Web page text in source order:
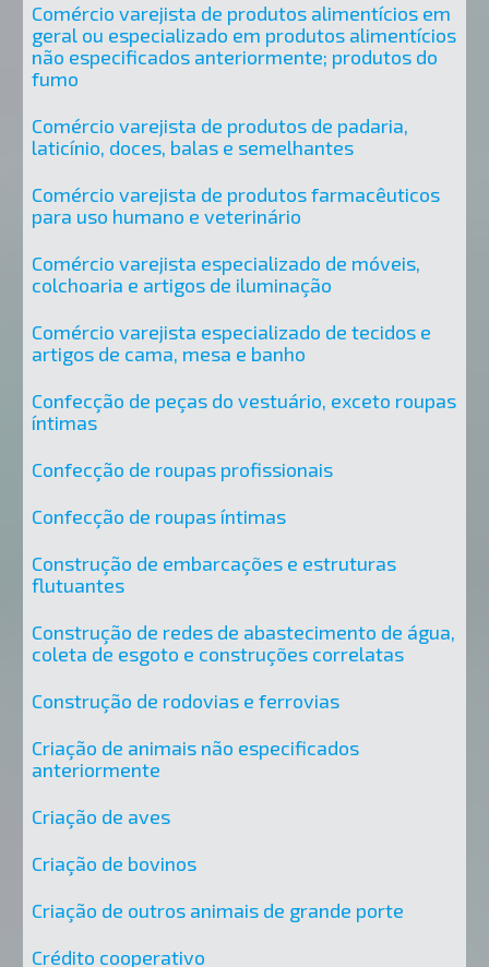
Comércio varejista de produtos alimentícios em
geral ou especializado em produtos alimentícios
não especificados anteriormente; produtos do
fumo
Comércio varejista de produtos de padaria,
laticínio, doces, balas e semelhantes
Comércio varejista de produtos farmacêuticos
para uso humano e veterinário
Comércio varejista especializado de móveis,
colchoaria e artigos de iluminação
Comércio varejista especializado de tecidos e
artigos de cama, mesa e banho
Confecção de peças do vestuário, exceto roupas
íntimas
Confecção de roupas profissionais
Confecção de roupas íntimas
Construção de embarcações e estruturas
flutuantes
Construção de redes de abastecimento de água,
coleta de esgoto e construções correlatas
Construção de rodovias e ferrovias
Criação de animais não especificados
anteriormente
Criação de aves
Criação de bovinos
Criação de outros animais de grande porte
Crédito cooperativo